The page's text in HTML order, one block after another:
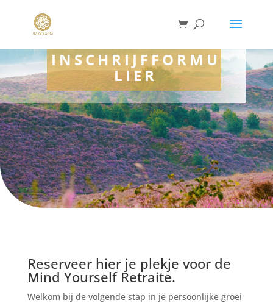
INSCHRIJFFORMU
LIER
Reserveer hier je plekje voor de
Mind Yourself Retraite.
Welkom bij de volgende stap in je persoonlijke groei